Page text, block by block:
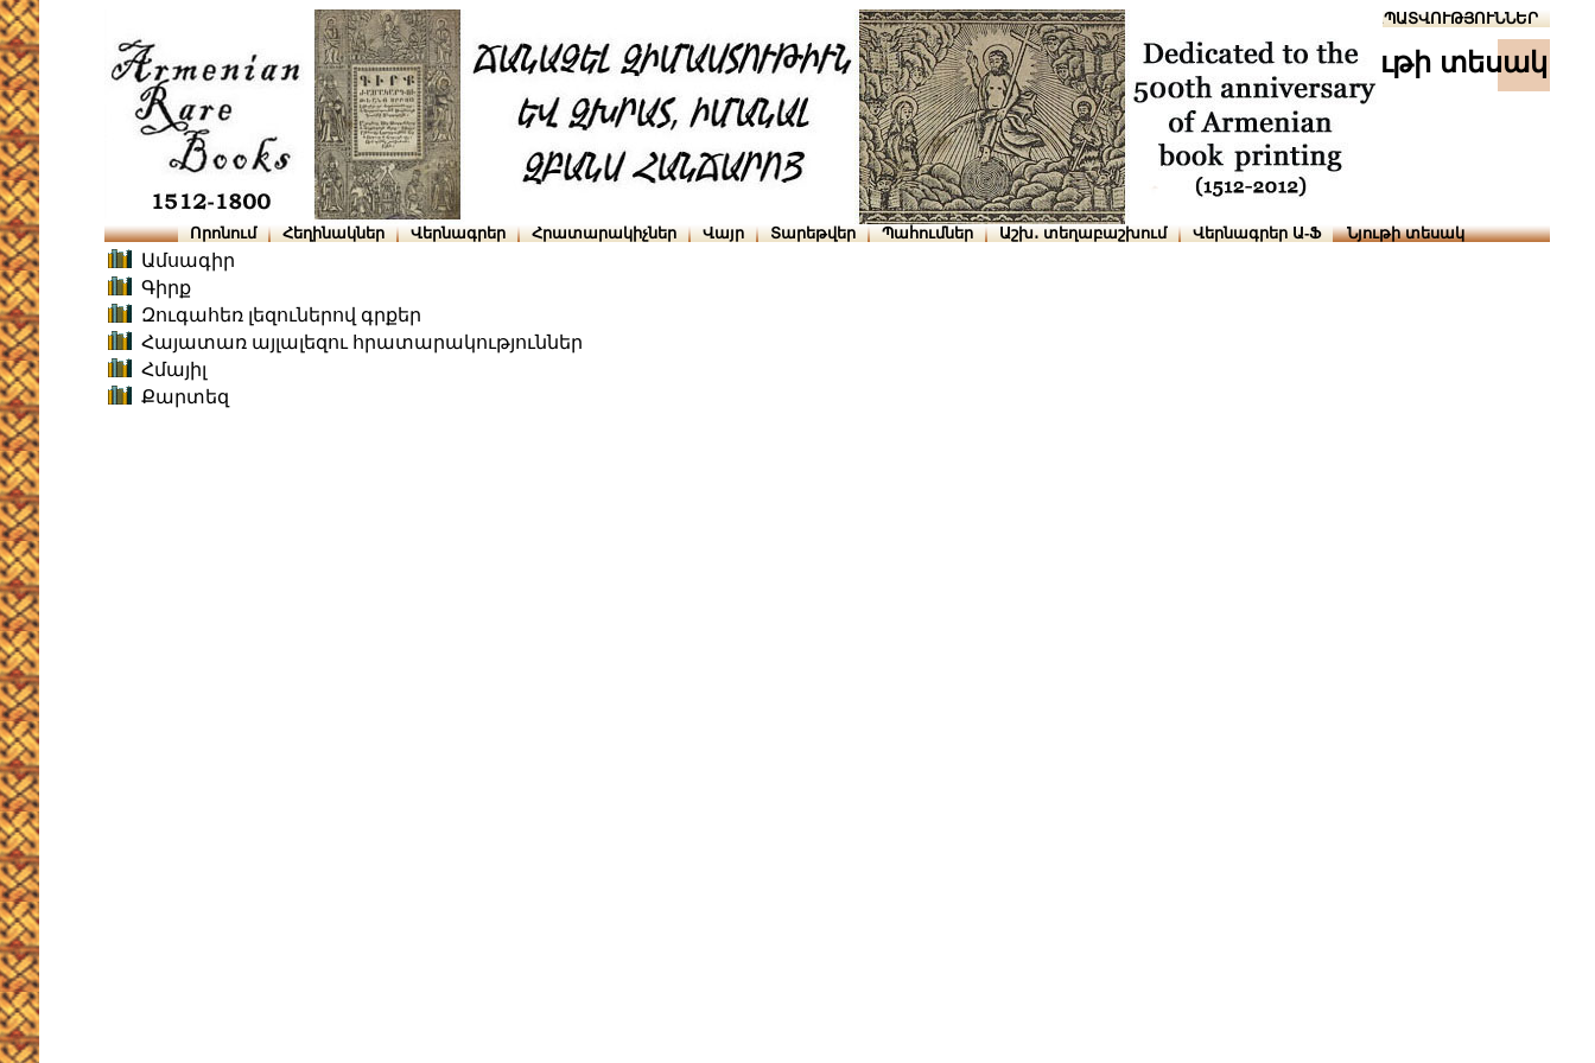
ՆԱԽԱՊԱՏՎՈՒԹՅՈՒՆՆԵՐ
նյութի տեսակ
Որոնում Հեղինակներ Վերնագրեր Հրատարակիչներ Վայր Տարեթվեր Պահումներ Աշխ․ տեղաբաշխում Վերնագրեր Ա-Ֆ Նյութի տեսակ
Ամսագիր
Գիրք
Զուգահեռ լեզուներով գրքեր
Հայատառ այլալեզու հրատարակություններ
Հմայիլ
Քարտեզ